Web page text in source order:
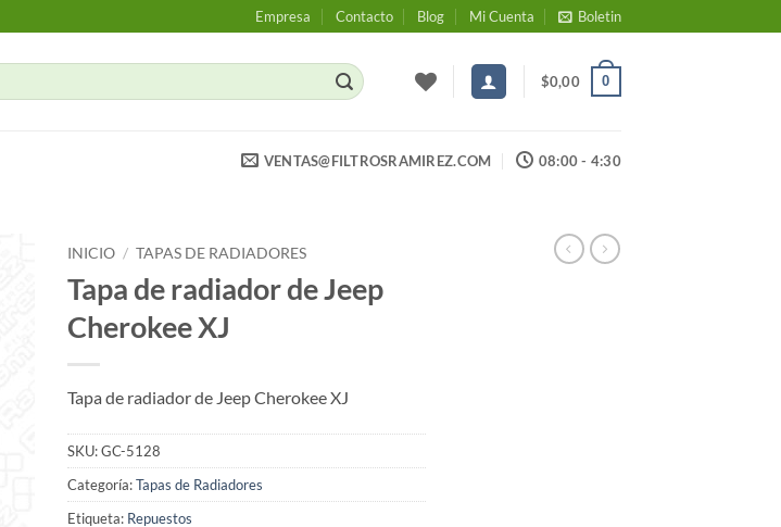
Empresa Contacto Blog Mi Cuenta Boletin
$0,00 0
VENTAS@FILTROSRAMIREZ.COM 08:00 - 4:30
INICIO / TAPAS DE RADIADORES
Tapa de radiador de Jeep
Cherokee XJ
Tapa de radiador de Jeep Cherokee XJ
SKU:GC-5128
Categoría:Tapas de Radiadores
Etiqueta: Repuestos